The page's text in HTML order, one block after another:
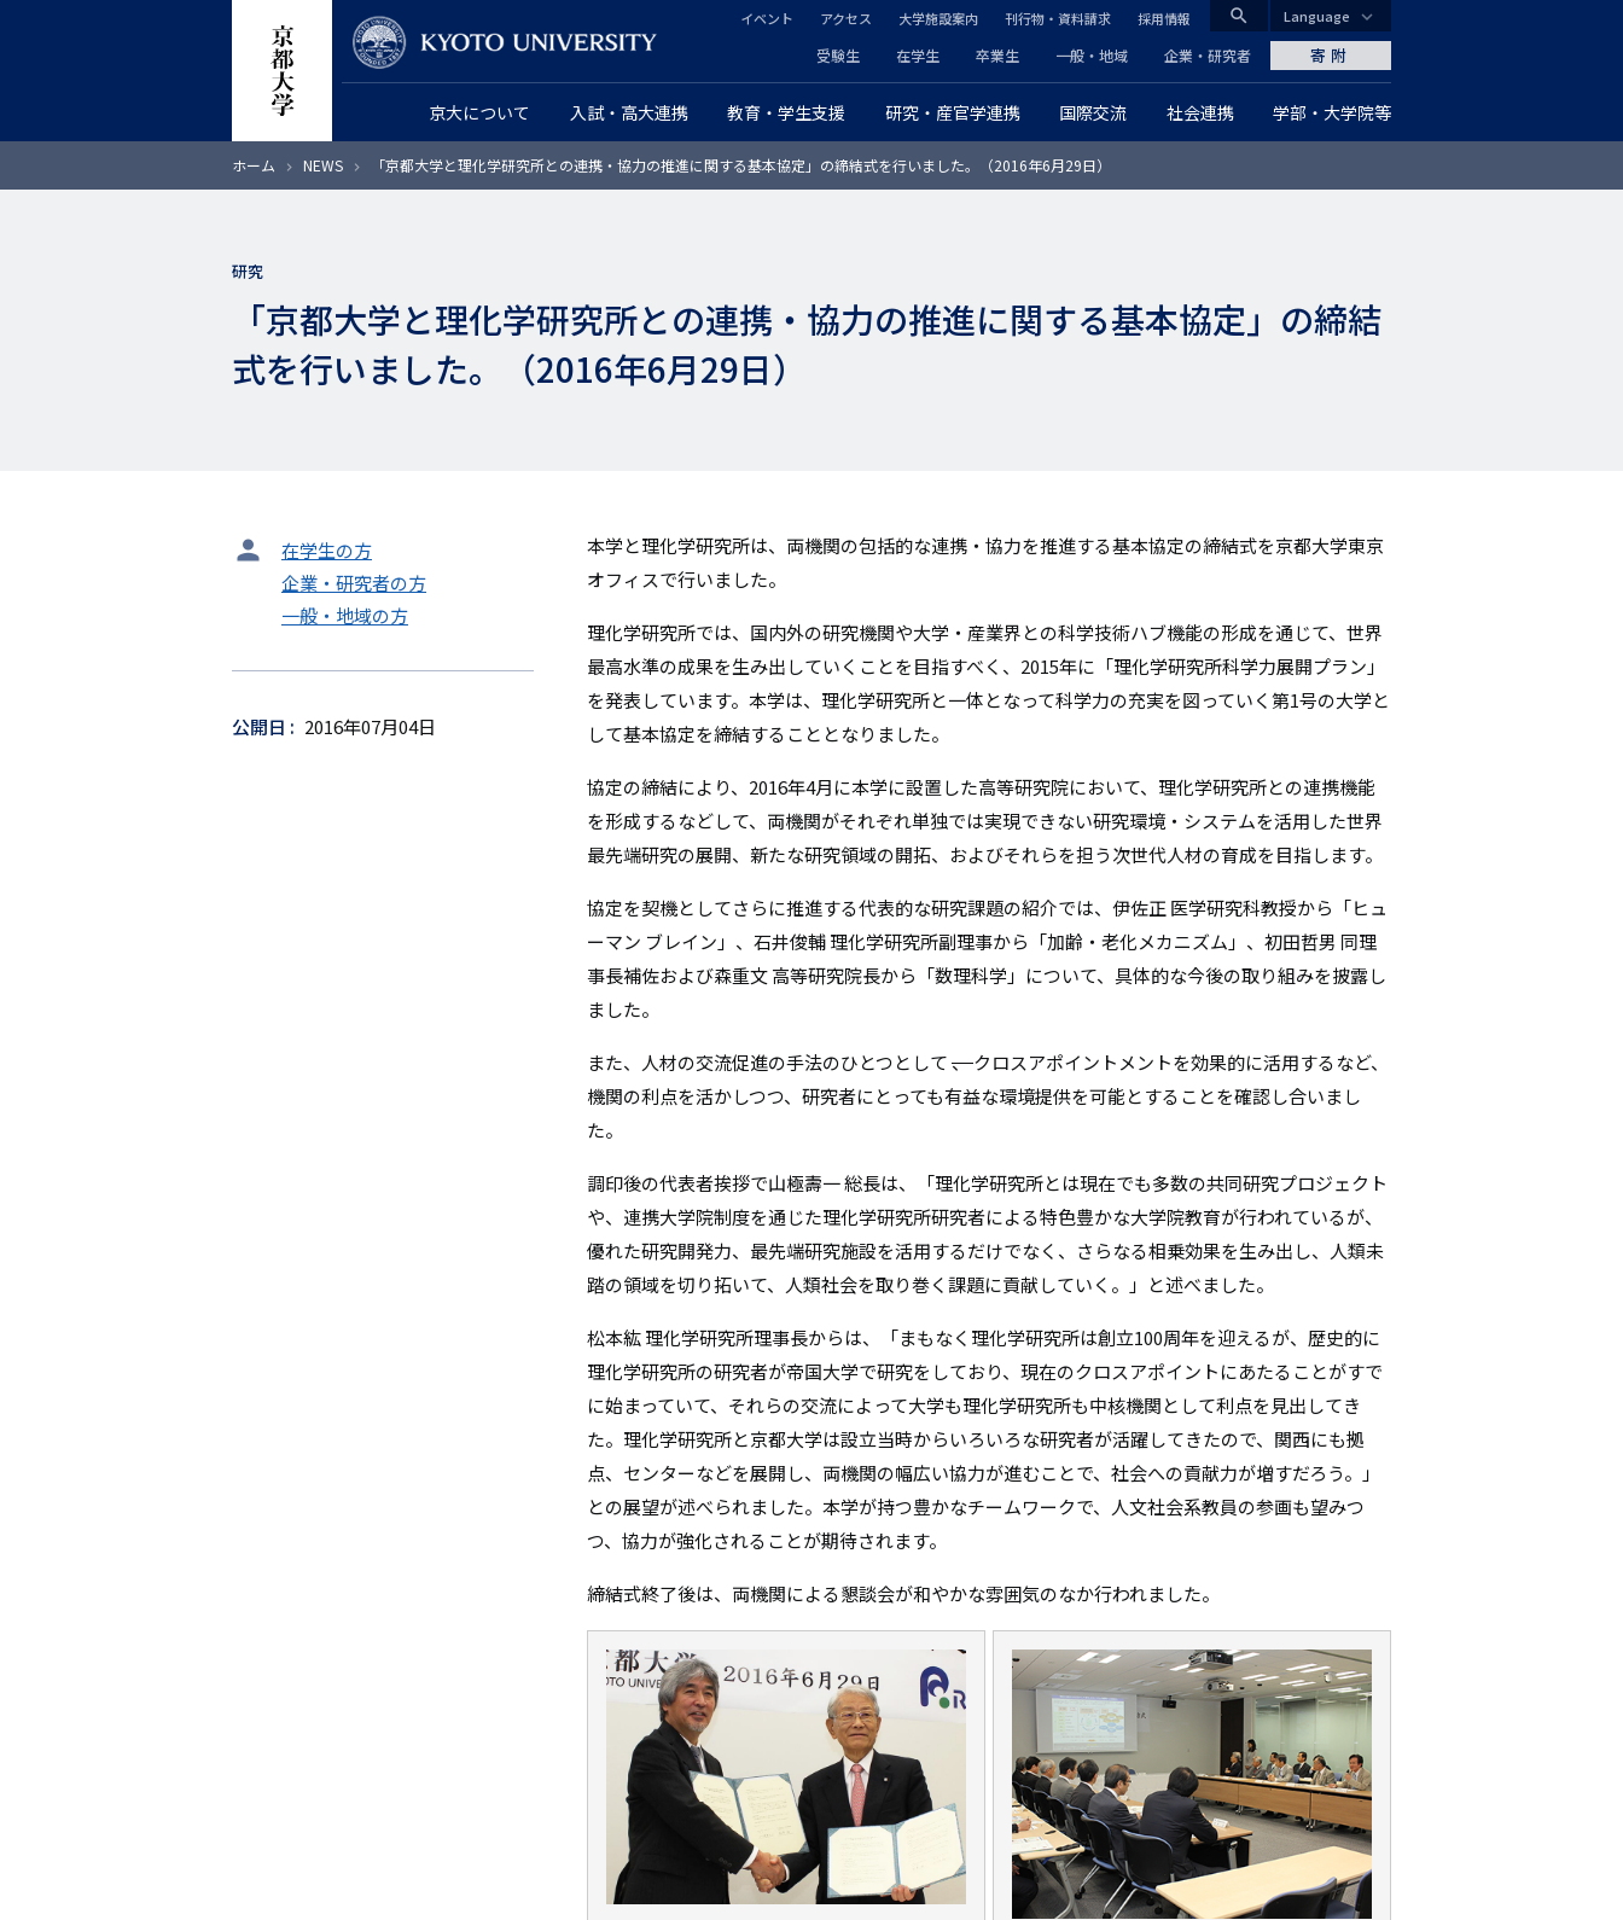
ン
CLOSE
search
グ
ロ
京大について 入試・高大連携 教育・学生支援 研究・産官学連携 国際交流 社会連携 学部・大学院等
ヘ
ッ
ダ
ラ
ー
ン
ク
受験生 在学生 卒業生 一般・地域 企業・研究者
ッ
ダ
ー
カ
ン
ダ
リ
ン
ク
イベント アクセス 大学施設案内 刊行物・資料請求 採用情報
寄附
Language
ホーム NEWS 「京都大学と理化学研究所との連携・協力の推進に関する基本協定」の締結式を行いました。（2016年6月29日）
研究
「京都大学と理化学研究所との連携・協力の推進に関する基本協定」の締結
式を行いました。（2016年6月29日）
タ
在学生の方
企業・研究者の方
一般・地域の方
公開日 2016年07月04日
本学と理化学研究所は、両機関の包括的な連携・協力を推進する基本協定の締結式を京都大学東京
オフィスで行いました。
理化学研究所では、国内外の研究機関や大学・産業界との科学技術ハブ機能の形成を通じて、世界
最高水準の成果を生み出していくことを目指すべく、2015年に「理化学研究所科学力展開プラン」
を発表しています。本学は、理化学研究所と一体となって科学力の充実を図っていく第1号の大学と
して基本協定を締結することとなりました。
協定の締結により、2016年4月に本学に設置した高等研究院において、理化学研究所との連携機能
を形成するなどして、両機関がそれぞれ単独では実現できない研究環境・システムを活用した世界
最先端研究の展開、新たな研究領域の開拓、およびそれらを担う次世代人材の育成を目指します。
協定を契機としてさらに推進する代表的な研究課題の紹介では、伊佐正 医学研究科教授から「ヒュ
ーマン ブレイン」、石井俊輔 理化学研究所副理事から「加齢・老化メカニズム」、初田哲男 同理
事長補佐および森重文 高等研究院長から「数理科学」について、具体的な今後の取り組みを披露し
ました。
また、人材の交流促進の手法のひとつとして、クロスアポイントメントを効果的に活用するなど、
機関の利点を活かしつつ、研究者にとっても有益な環境提供を可能とすることを確認し合いまし
た。
調印後の代表者挨拶で山極壽一 総長は、「理化学研究所とは現在でも多数の共同研究プロジェクト
や、連携大学院制度を通じた理化学研究所研究者による特色豊かな大学院教育が行われているが、
優れた研究開発力、最先端研究施設を活用するだけでなく、さらなる相乗効果を生み出し、人類未
踏の領域を切り拓いて、人類社会を取り巻く課題に貢献していく。」と述べました。
松本紘 理化学研究所理事長からは、「まもなく理化学研究所は創立100周年を迎えるが、歴史的に
理化学研究所の研究者が帝国大学で研究をしており、現在のクロスアポイントにあたることがすで
に始まっていて、それらの交流によって大学も理化学研究所も中核機関として利点を見出してき
た。理化学研究所と京都大学は設立当時からいろいろな研究者が活躍してきたので、関西にも拠
点、センターなどを展開し、両機関の幅広い協力が進むことで、社会への貢献力が増すだろう。」
との展望が述べられました。本学が持つ豊かなチームワークで、人文社会系教員の参画も望みつ
つ、協力が強化されることが期待されます。
締結式終了後は、両機関による懇談会が和やかな雰囲気のなか行われました。